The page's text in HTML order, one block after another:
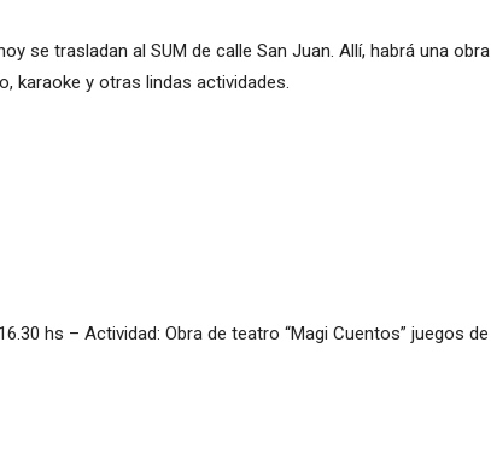
se trasladan al SUM de calle San Juan. Allí, habrá una obra
karaoke y otras lindas actividades.
hs – Actividad: Obra de teatro “Magi Cuentos” juegos de